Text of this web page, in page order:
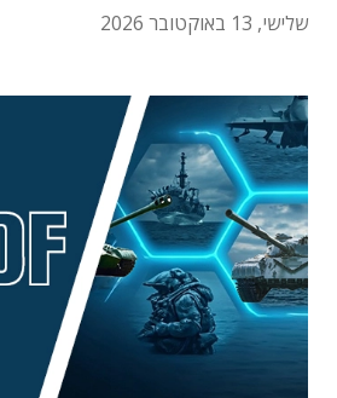
שלישי, 13 באוקטובר 2026